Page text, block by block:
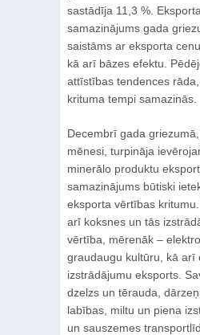
sastādīja 11,3 %.
samazinājums gada
saistāms ar eksporta
kā arī bāzes efektu.
attīstības tendences
krituma tempi samazinās.
Decembrī gada
mēnesi, turpināja
minerālo produktu
samazinājums būtiski
eksporta vērtības
arī koksnes un tās
vērtība, mērenāk –
graudaugu kultūru, kā arī
izstrādājumu eksports.
dzelzs un tērauda,
labības, miltu un piena
un sauszemes